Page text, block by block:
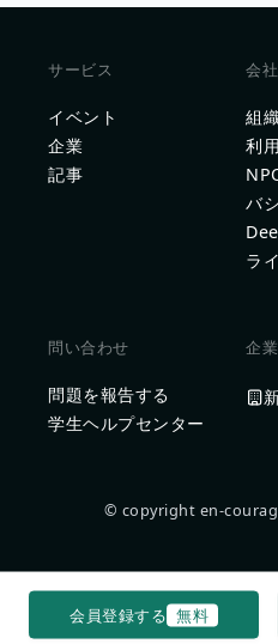
サービス
イベント
企業
記事
会
組
利
バ
ラ
問い合わせ
問題を報告する
学生ヘルプセンター
企
© copyright en-
会員登録する 無料